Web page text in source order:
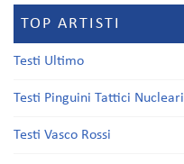
TOP ARTISTI
Testi Ultimo
Testi Pinguini Tattici Nucleari
Testi Vasco Rossi